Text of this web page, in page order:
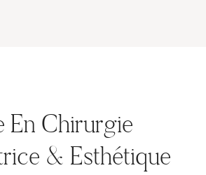
En Chirurgie
& Esthétique